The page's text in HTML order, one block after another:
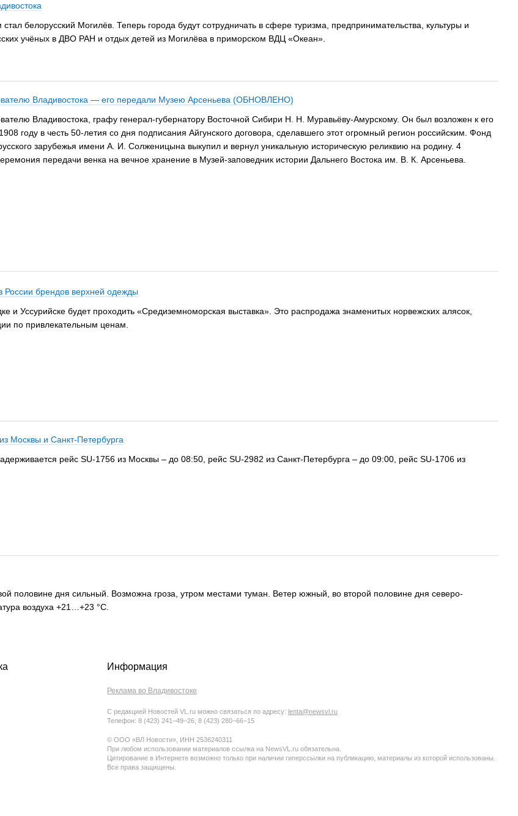
белорусский Могилёв. Теперь города будут сотрудничать в сфере туризма, предпринимательства, культуры и
учёных в ДВО РАН и отдых детей из Могилёва в приморском ВДЦ «Океан».
Владивостока — его передали Музею Арсеньева (ОБНОВЛЕНО)
Владивостока, графу генерал-губернатору Восточной Сибири Н. Н. Муравьёву-Амурскому. Он был возложен к его
году в честь 50-летия со дня подписания Айгунского договора, сделавшего этот огромный регион российским. Фонд
зарубежья имени А. И. Солженицына выкупил и вернул уникальную историческую реликвию на родину. 4
передачи венка на вечное хранение в Музей-заповедник истории Дальнего Востока им. В. К. Арсеньева.
брендов верхней одежды
и Уссурийске будет проходить «Средиземноморская выставка». Это распродажа знаменитых норвежских алясок,
по привлекательным ценам.
Москвы и Санкт-Петербурга
рейс SU-1756 из Москвы – до 08:50, рейс SU-2982 из Санкт-Петербурга – до 09:00, рейс SU-1706 из
половине дня сильный. Возможна гроза, утром местами туман. Ветер южный, во второй половине дня северо-
воздуха +21…+23 °С.
Информация
Реклама во Владивостоке
С редакцией Новостей VL.ru можно связаться по адресу: lenta@newsvl.ru
Телефон: 8 (423) 241−49−26, 8 (423) 280−66−15
© ООО «ВЛ Новости», ИНН 2536240311
При любом использовании материалов ссылка на NewsVL.ru обязательна.
Цитирование в Интернете возможно только при наличии гиперссылки на публикацию, материалы из которой использованы.
Все права защищены.